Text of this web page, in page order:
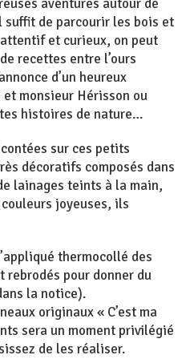
suffit de parcourir les bois et
et curieux, on peut
recettes entre l’ours
d’un heureux
et monsieur Hérisson ou
histoires de nature…
sur ces petits
décoratifs composés dans
lainages teints à la main,
joyeuses, ils
thermocollé des
rebrodés pour donner du
la notice).
originaux « C’est ma
sera un moment privilégié
de les réaliser.